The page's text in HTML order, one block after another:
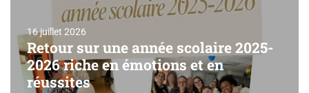
16 juillet 2026
Retour sur une année scolaire 2025-
2026 riche en émotions et en
réussites